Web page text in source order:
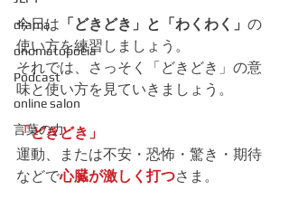
drama
onomatopoeia
Podcast
online salon
言葉の力
今日は 「どきどき」と「わくわく」 の
使い方を練習しましょう。
それでは、さっそく「どきどき」の意
味と使い方を見ていきましょう。
「どきどき」
運動、または不安・恐怖・驚き・期待
などで心臓が激しく打つさま。